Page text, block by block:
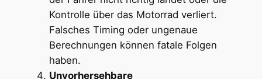
Kontrolle über das Motorrad verliert.
Falsches Timing oder ungenaue
Berechnungen können fatale Folgen
haben.
Unvorhersehbare